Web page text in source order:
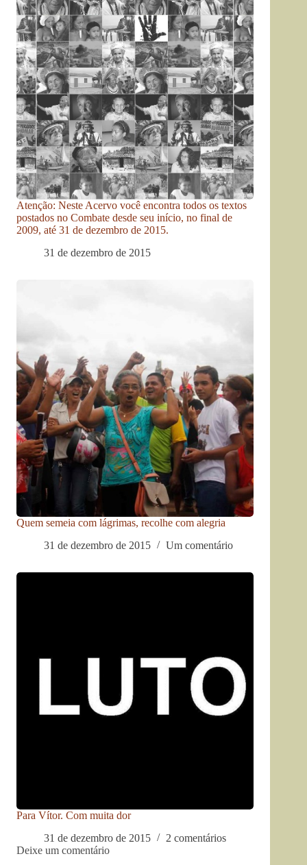
Atenção: Neste Acervo você encontra todos os textos
postados no Combate desde seu início, no final de
2009, até 31 de dezembro de 2015.
31 de dezembro de 2015
Quem semeia com lágrimas, recolhe com alegria
31 de dezembro de 2015
Um comentário
Para Vítor. Com muita dor
31 de dezembro de 2015
2 comentários
Deixe um comentário